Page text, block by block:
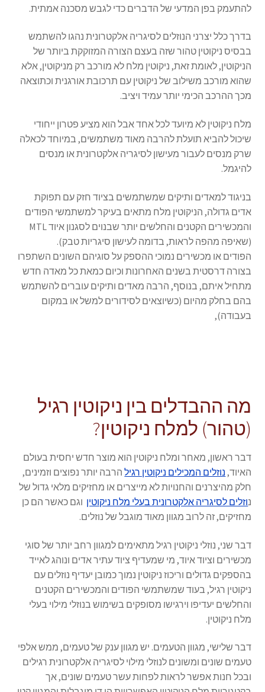
להתעמק בפן המדעי של הדברים כדי לגבש מסכנה אמתית.
בדרך כלל יצרני הנוזלים לסיגריה אלקטרונית נהגו להשתמש
בבסיס ניקוטין טהור שזה בעצם הצורה המזוקקת ביותר של
הניקוטין, לאומת זאת, ניקוטין מלח לא מורכב רק מניקוטין, אלא
שהוא מורכב משילוב של ניקוטין עם תרכובת אורגנית וכתוצאה
מכך ההרכב הכימי יותר עמיד ויציב.
מלח ניקוטין לא מיועד לכל אחד אבל הוא מציע פטרון ייחודי
שיכול להביא תועלת להרבה מאוד משתמשים, במיוחד לכאלה
שרק מנסים לעבור מעישון לסיגריה אלקטרונית או מנסים
להיגמל.
בניגוד למאדים ותיקים שמשתמשים בציוד חזק עם תפוקת
אדים גדולה, הניקוטין מלח מתאים בעיקר למשתמשי הפודים
והמכשירים הקטנים והחלשים יותר שבנוים לסגנון איוד MTL
(שאיפה מהפה לראות, בדומה לעישון סיגריות טבק).
הפודים או מכשירים נמוכי ההספק על סוגיהם השונים השתפרו
בצורה דרסטית בשנים האחרונות וכיום כמאת כל מאדה חדש
מתחיל איתם, בנוסף, הרבה מאדים ותיקים עוברים להשתמש
בהם בחלק מהיום (כשיוצאים לסידורים למשל או במקום
בעבודה),
מה ההבדלים בין ניקוטין רגיל
(טהור) למלח ניקוטין?
דבר ראשון, מאחר ומלח ניקוטין הוא מוצר חדש יחסית בעולם
האיוד, נוזלים המכילים ניקוטין רגילהרבה יותר נפוצים וזמינים,
חלק מהיצרנים והחנויות לא מייצרים או מחזיקים מלאי גדול של
נוזלים לסיגריה אלקטרונית בעלי מלח ניקוטין וגם כאשר הם כן
מחזיקים, זה לרוב מגוון מאוד מוגבל של נוזלים.
דבר שני, נוזלי ניקוטין רגיל מתאימים למגוון רחב יותר של סוגי
מכשירים וציוד איוד, מי שמעדיף ציוד עתיר אדים ונוהג לאייד
בהספקים גדולים וריכוז ניקוטין נמוך כמובן יעדיף נוזלים עם
ניקוטין רגיל, בעוד שמשתמשי הפודים והמכשירים הקטנים
והחלשים יעדיפו וירגישו מסופקים בשימוש בנוזלי מילוי בעלי
מלח ניקוטין.
דבר שלישי, מגוון הטעמים. יש מגוון ענק של טעמים, ממש אלפי
טעמים שונים ומשונים לנוזלי מילוי לסיגריה אלקטרונית רגילים
ובכל חנות אפשר לראות לפחות עשר טעמים שונים, אך